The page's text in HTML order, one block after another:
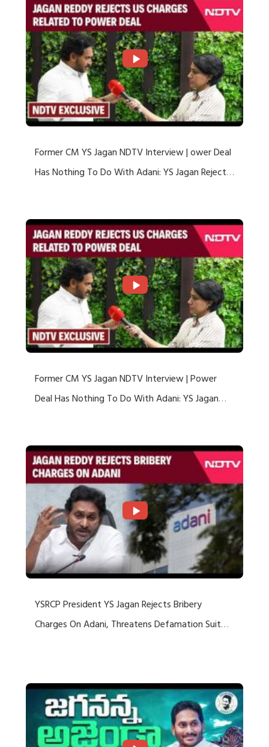
Former CM YS Jagan NDTV Interview | ower Deal
Has Nothing To Do With Adani: YS Jagan Rejects
Former CM YS Jagan NDTV Interview | Power
Deal Has Nothing To Do With Adani: YS Jagan
YSRCP President YS Jagan Rejects Bribery
Charges On Adani, Threatens Defamation Suit